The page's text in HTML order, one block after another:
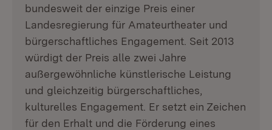
bundesweit der einzige Preis einer
Landesregierung für Amateurtheater und
bürgerschaftliches Engagement. Seit 2013
würdigt der Preis alle zwei Jahre
außergewöhnliche künstlerische Leistung
und gleichzeitig bürgerschaftliches,
kulturelles Engagement. Er setzt ein Zeichen
für den Erhalt und die Förderung eines